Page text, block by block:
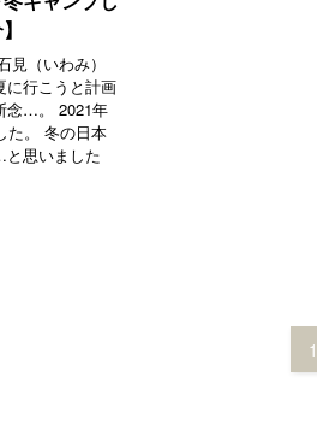
（いわみ）
に行こうと計画
念…。 2021年
た。 冬の日本
思いました
1